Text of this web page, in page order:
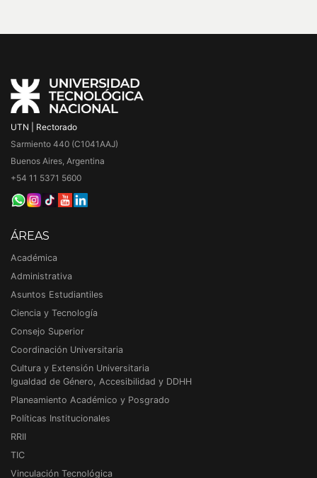
UTN | Rectorado
Sarmiento 440 (C1041AAJ)
Buenos Aires, Argentina
+54 11 5371 5600
ÁREAS
Académica
Administrativa
Asuntos Estudiantiles
Ciencia y Tecnología
Consejo Superior
Coordinación Universitaria
Cultura y Extensión Universitaria
Igualdad de Género, Accesibilidad y DDHH
Planeamiento Académico y Posgrado
Políticas Institucionales
RRII
TIC
Vinculación Tecnológica